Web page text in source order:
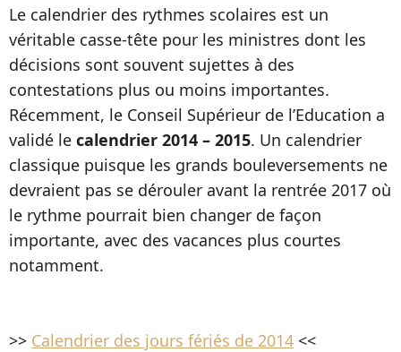
Le calendrier des rythmes scolaires est un
véritable casse-tête pour les ministres dont les
décisions sont souvent sujettes à des
contestations plus ou moins importantes.
Récemment, le Conseil Supérieur de l’Education a
validé le calendrier 2014 – 2015. Un calendrier
classique puisque les grands bouleversements ne
devraient pas se dérouler avant la rentrée 2017 où
le rythme pourrait bien changer de façon
importante, avec des vacances plus courtes
notamment.
>> Calendrier des jours fériés de 2014 <<